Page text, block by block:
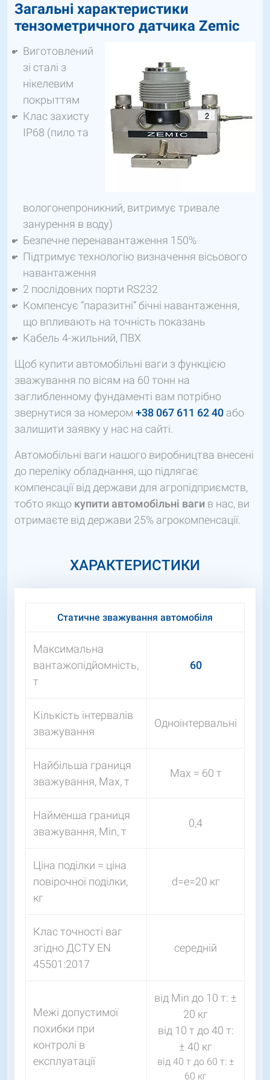
Загальні характеристики
тензометричного датчика Zemic
Виготовлений
зі сталі з
нікелевим
покрыттям
Клас захисту
IP68 (пило та
вологонепроникний, витримує тривале
занурення в воду)
Безпечне перенавантаження 150%
Підтримує технологію визначення вісьового
навантаження
2 послідовних порти RS232
Компенсує “паразитні” бічні навантаження,
що впливають на точність показань
Кабель 4-жильний, ПВХ
Щоб купити автомобільні ваги з функцією
зважування по вісям на 60 тонн на
заглибленному фундаменті вам потрібно
звернутися за номером +38 067 611 62 40 або
залишити заявку у нас на сайті.
Автомобільні ваги нашого виробництва внесені
до переліку обладнання, що підлягає
компенсації від держави для агропідприємств,
тобто якщо купити автомобільні ваги в нас, ви
отримаєте від держави 25% агрокомпенсації.
ХАРАКТЕРИСТИКИ
Статичне зважування автомобіля
Максимальна
вантажопідйомність,
т
60
Кількість інтервалів
зважування
Одноінтервальні
Найбільша границя
зважування, Мах, т
Мах = 60 т
Найменша границя
зважування, Мin, т
0,4
Ціна поділки = ціна
повірочної поділки,
кг
d=e=20 кг
Клас точності ваг
згідно ДСТУ EN
45501:2017
середній
Межі допустимої
похибки при
контролі в
експлуатації
від Мin до 10 т: ±
20 кг
від 10 т до 40 т:
± 40 кг
від 40 т до 60 т: ±
60 кг